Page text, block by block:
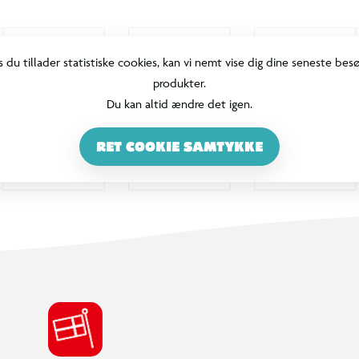
du tillader statistiske cookies, kan vi nemt vise dig dine seneste
produkter.
Du kan altid ændre det igen.
RET COOKIE SAMTYKKE